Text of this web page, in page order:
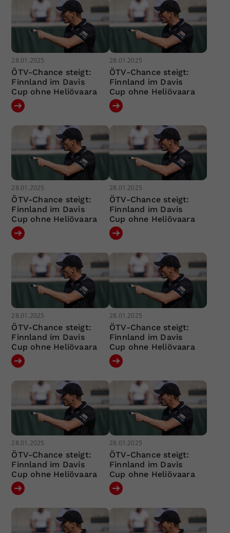
28.01.2025
ÖTV-Chance steigt:
Finnland im Davis
Cup ohne Heliövaara
28.01.2025
ÖTV-Chance steigt:
Finnland im Davis
Cup ohne Heliövaara
28.01.2025
ÖTV-Chance steigt:
Finnland im Davis
Cup ohne Heliövaara
28.01.2025
ÖTV-Chance steigt:
Finnland im Davis
Cup ohne Heliövaara
28.01.2025
ÖTV-Chance steigt:
Finnland im Davis
Cup ohne Heliövaara
28.01.2025
ÖTV-Chance steigt:
Finnland im Davis
Cup ohne Heliövaara
28.01.2025
ÖTV-Chance steigt:
Finnland im Davis
Cup ohne Heliövaara
28.01.2025
ÖTV-Chance steigt:
Finnland im Davis
Cup ohne Heliövaara